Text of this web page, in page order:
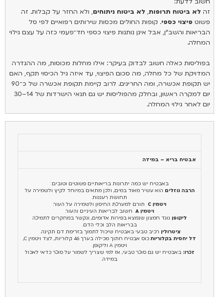
זה לא ביטוח תרופות, לא ביטוח ניתוחים, ולא החזר על קבלות. זה
פשוט פיצוי כספי. קופות החולים מכסות שירותים רפואיים לפי סל
הבריאות והשב״ן, אבל אינן נותנות פיצוי כספי חד־פעמי כזה על עצם גילוי
המחלה.
בפוליסות כאלה חשוב לבדוק בעיקר: אילו מחלות מכוסות, מה ההגדרה
המדויקת של כל מחלה, מה סכום הפיצוי, עד איזה גיל הכיסוי תקף, האם
יש תקופת אכשרה, ומה החריגים. לרוב קיימת תקופת אכשרה של כ־90
יום למקרה ראשון, ובחלק מהפוליסות יש גם תנאי הישרדות של 14–30
יום לאחר גילוי המחלה.
אבטיח בריא – במידה
באבטיח יש כמה יתרונות בריאותיים פשוטים וטובים:
הרבה נוזלים הוא עשיר מאוד במים, ולכן מתאים במיוחד לקיץ ולשמירה על
תחושת רעננות.
ויטמין C
תורם למערכת החיסון ולשמירה על העור.
ויטמין A
חשוב לבריאות העיניים והעור.
ליקופן נוגד חמצון שנמצא בפירות אדומים, ונקשר במחקרים לתמיכה
בבריאות הלב וכלי הדם.
ציטרולין רכיב טבעי באבטיח שיכול לתמוך בזרימת דם תקינה.
דל יחסית בקלוריות
כוס אבטיח חתוך מכילה בערך 46 קלוריות, לצד ויטמין C,
ויטמין A וליקופן.
זכרו:באבטיח יש גם סוכר טבעי, אז למי שצריך לשמור על סוכר כדאי לאכול
במידה.